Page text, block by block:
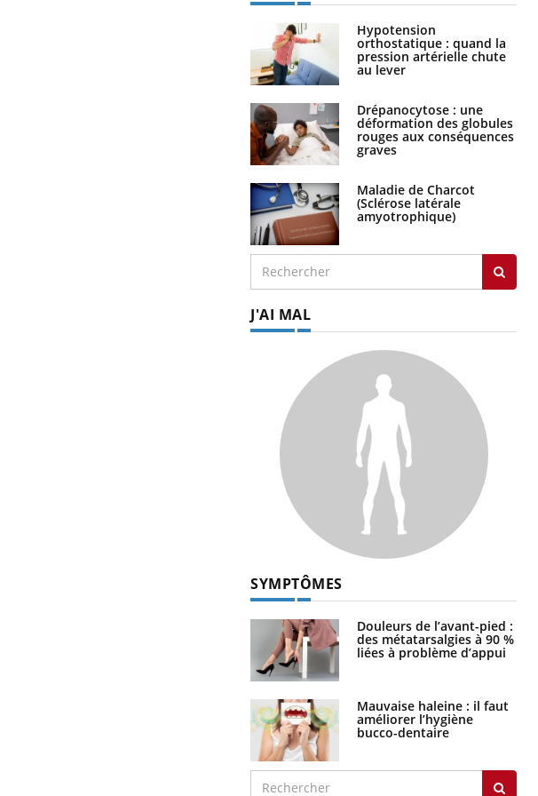
Hypotension
orthostatique : quand la
pression artérielle chute
au lever
Drépanocytose : une
déformation des globules
rouges aux conséquences
graves
Maladie de Charcot
(Sclérose latérale
amyotrophique)
J'AI MAL
SYMPTÔMES
Douleurs de l’avant-pied :
des métatarsalgies à 90 %
liées à problème d’appui
Mauvaise haleine : il faut
améliorer l’hygiène
bucco-dentaire